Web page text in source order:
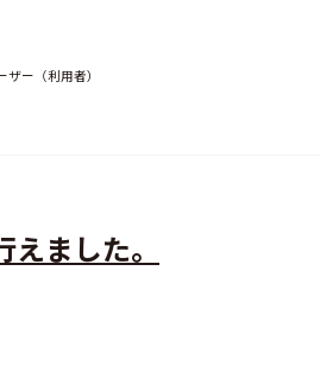
ー（利用者）
ました。